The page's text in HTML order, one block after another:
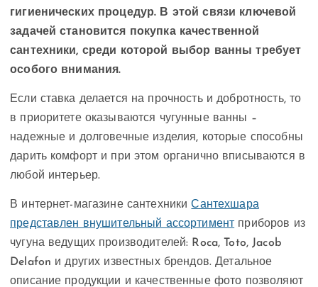
гигиенических процедур. В этой связи ключевой
задачей становится покупка качественной
сантехники, среди которой выбор ванны требует
особого внимания.
Если ставка делается на прочность и добротность, то
в приоритете оказываются чугунные ванны –
надежные и долговечные изделия, которые способны
дарить комфорт и при этом органично вписываются в
любой интерьер.
В интернет-магазине сантехникиСантехшара
представлен внушительный ассортимент приборов из
чугуна ведущих производителей: Roca, Toto, Jacob
Delafon и других известных брендов. Детальное
описание продукции и качественные фото позволяют